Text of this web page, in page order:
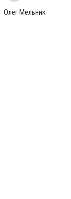
Олег Мельник